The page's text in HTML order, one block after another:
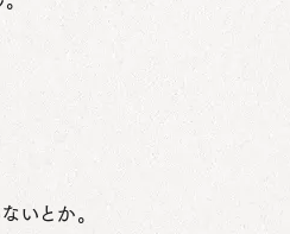
いとか。